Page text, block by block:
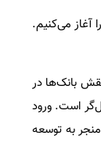
آغاز می‌کنیم.
بانک‌ها در
است. ورود
به توسعه